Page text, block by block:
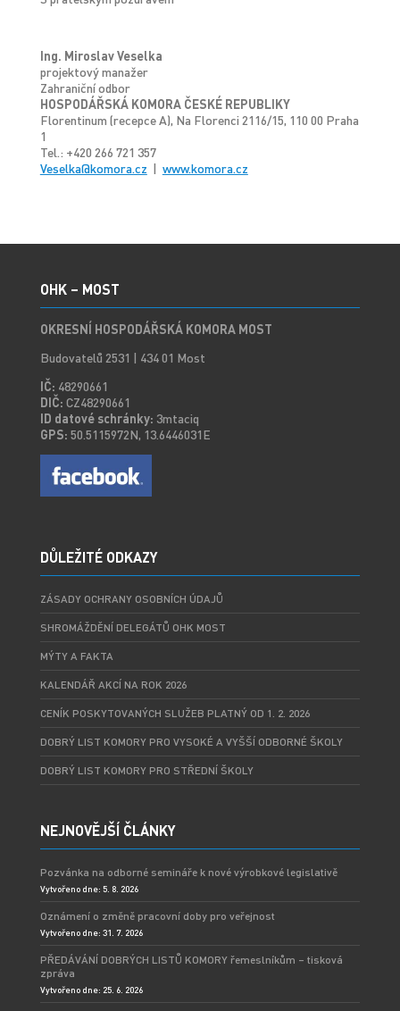
Ing. Miroslav Veselka
projektový manažer
Zahraniční odbor
HOSPODÁŘSKÁ KOMORA ČESKÉ REPUBLIKY
Florentinum (recepce A), Na Florenci 2116/15, 110 00 Praha
1
Tel.: +420 266 721 357
Veselka@komora.cz | www.komora.cz
OHK – MOST
OKRESNÍ HOSPODÁŘSKÁ KOMORA MOST
Budovatelů 2531 | 434 01 Most
IČ: 48290661
DIČ: CZ48290661
ID datové schránky: 3mtaciq
GPS: 50.5115972N, 13.6446031E
DŮLEŽITÉ ODKAZY
ZÁSADY OCHRANY OSOBNÍCH ÚDAJŮ
SHROMÁŽDĚNÍ DELEGÁTŮ OHK MOST
MÝTY A FAKTA
KALENDÁŘ AKCÍ NA ROK 2026
CENÍK POSKYTOVANÝCH SLUŽEB PLATNÝ OD 1. 2. 2026
DOBRÝ LIST KOMORY PRO VYSOKÉ A VYŠŠÍ ODBORNÉ ŠKOLY
DOBRÝ LIST KOMORY PRO STŘEDNÍ ŠKOLY
NEJNOVĚJŠÍ ČLÁNKY
Pozvánka na odborné semináře k nové výrobkové legislativě
Vytvořeno dne: 5. 8. 2026
Oznámení o změně pracovní doby pro veřejnost
Vytvořeno dne: 31. 7. 2026
PŘEDÁVÁNÍ DOBRÝCH LISTŮ KOMORY řemeslníkům – tisková
zpráva
Vytvořeno dne: 25. 6. 2026